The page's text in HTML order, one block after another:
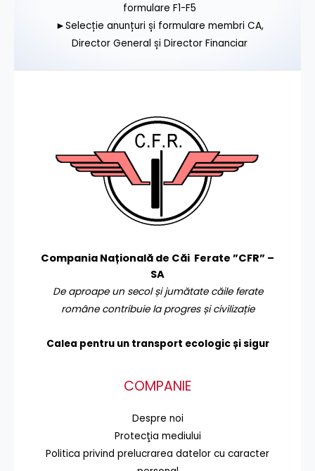
formulare F1-F5
►Selecție anunțuri și formulare membri CA,
Director General și Director Financiar
Compania Națională de Căi Ferate ”CFR” –
SA
De aproape un secol și jumătate căile ferate
române contribuie la progres și civilizație
Calea pentru un transport ecologic și sigur
COMPANIE
Despre noi
Protecţia mediului
Politica privind prelucrarea datelor cu caracter